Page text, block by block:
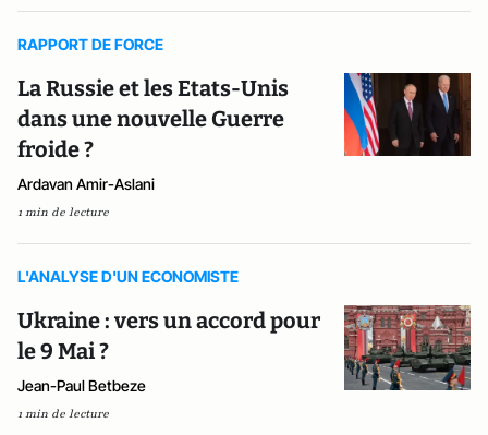
RAPPORT DE FORCE
La Russie et les Etats-Unis
dans une nouvelle Guerre
froide ?
Ardavan Amir-Aslani
1 min de lecture
L'ANALYSE D'UN ECONOMISTE
Ukraine : vers un accord pour
le 9 Mai ?
Jean-Paul Betbeze
1 min de lecture